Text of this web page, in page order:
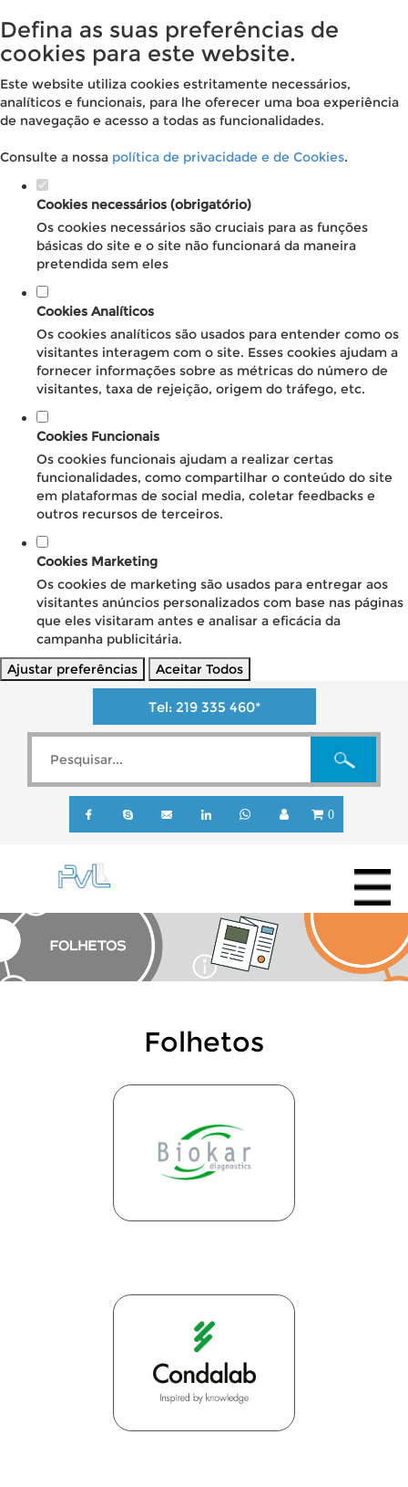
Defina as suas preferências de
cookies para este website.
Este website utiliza cookies estritamente necessários,
analíticos e funcionais, para lhe oferecer uma boa experiência
de navegação e acesso a todas as funcionalidades.
Consulte a nossa política de privacidade e de Cookies.
Cookies necessários (obrigatório)
Os cookies necessários são cruciais para as funções
básicas do site e o site não funcionará da maneira
pretendida sem eles
Cookies Analíticos
Os cookies analíticos são usados para entender como os
visitantes interagem com o site. Esses cookies ajudam a
fornecer informações sobre as métricas do número de
visitantes, taxa de rejeição, origem do tráfego, etc.
Cookies Funcionais
Os cookies funcionais ajudam a realizar certas
funcionalidades, como compartilhar o conteúdo do site
em plataformas de social media, coletar feedbacks e
outros recursos de terceiros.
Cookies Marketing
Os cookies de marketing são usados para entregar aos
visitantes anúncios personalizados com base nas páginas
que eles visitaram antes e analisar a eficácia da
campanha publicitária.
Ajustar preferências
Aceitar Todos
Tel: 219 335 460*
0
Folhetos